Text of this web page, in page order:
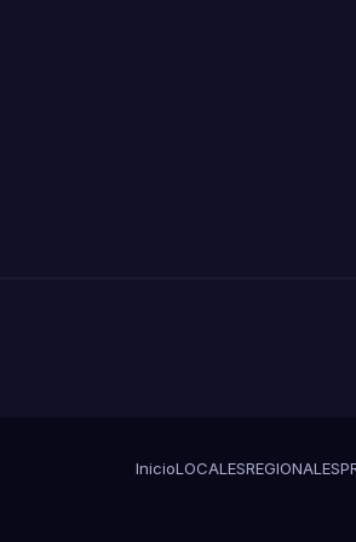
InicioLOCALESREGIONALES